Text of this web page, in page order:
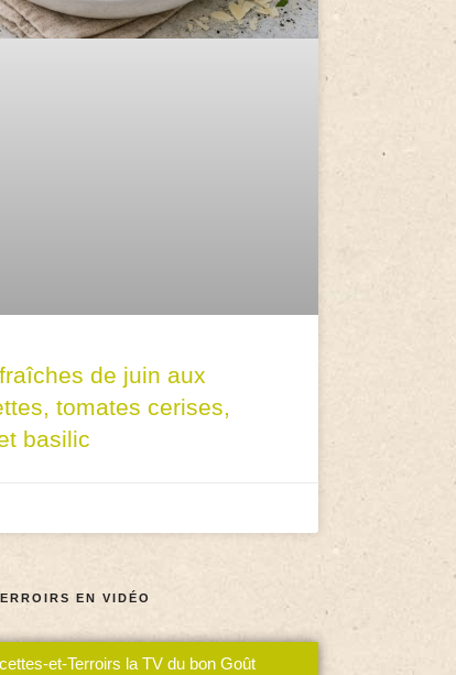
de juin aux
tomates cerises,
basilic
EN VIDÉO
et-Terroirs la TV du bon Goût